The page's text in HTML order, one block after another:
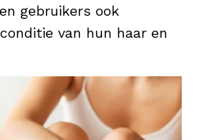
gebruikers ook
van hun haar en